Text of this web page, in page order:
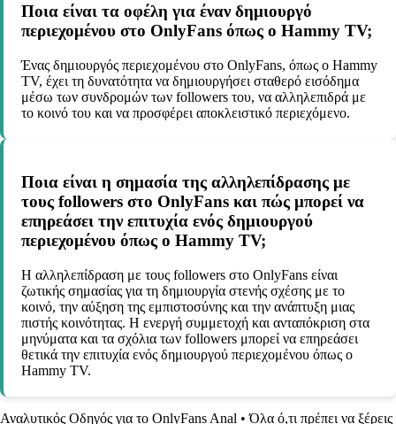
Ποια είναι τα οφέλη για έναν δημιουργό
περιεχομένου στο OnlyFans όπως ο Hammy TV;
Ένας δημιουργός περιεχομένου στο OnlyFans, όπως ο Hammy
TV, έχει τη δυνατότητα να δημιουργήσει σταθερό εισόδημα
μέσω των συνδρομών των followers του, να αλληλεπιδρά με
το κοινό του και να προσφέρει αποκλειστικό περιεχόμενο.
Ποια είναι η σημασία της αλληλεπίδρασης με
τους followers στο OnlyFans και πώς μπορεί να
επηρεάσει την επιτυχία ενός δημιουργού
περιεχομένου όπως ο Hammy TV;
Η αλληλεπίδραση με τους followers στο OnlyFans είναι
ζωτικής σημασίας για τη δημιουργία στενής σχέσης με το
κοινό, την αύξηση της εμπιστοσύνης και την ανάπτυξη μιας
πιστής κοινότητας. Η ενεργή συμμετοχή και ανταπόκριση στα
μηνύματα και τα σχόλια των followers μπορεί να επηρεάσει
θετικά την επιτυχία ενός δημιουργού περιεχομένου όπως ο
Hammy TV.
Αναλυτικός Οδηγός για το OnlyFans Anal •Όλα ό,τι πρέπει να ξέρεις